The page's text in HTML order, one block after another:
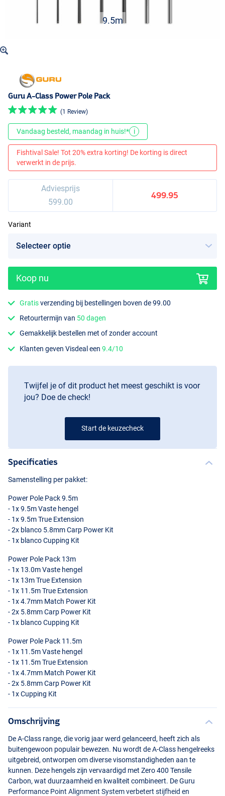
9.5m
13m
Guru A-Class Power Pole Pack
(1 Review)
Vandaag besteld, maandag in huis!* i
Fishtival Sale! Tot 20% extra korting! De korting is direct
verwerkt in de prijs.
Adviesprijs
599.00
499.95
Variant
Koop nu
Gratisverzending bij bestellingen boven de 99.00
Retourtermijn van 50 dagen
Gemakkelijk bestellen met of zonder account
Klanten geven Visdeal een9.4/10
Twijfel je of dit product het meest geschikt is voor
jou? Doe de check!
Start de keuzecheck
Specificaties
Samenstelling per pakket:
Power Pole Pack 9.5m
- 1x 9.5m Vaste hengel
- 1x 9.5m True Extension
- 2x blanco 5.8mm Carp Power Kit
- 1x blanco Cupping Kit
Power Pole Pack 13m
- 1x 13.0m Vaste hengel
- 1x 13m True Extension
- 1x 11.5m True Extension
- 1x 4.7mm Match Power Kit
- 2x 5.8mm Carp Power Kit
- 1x blanco Cupping Kit
Power Pole Pack 11.5m
- 1x 11.5m Vaste hengel
- 1x 11.5m True Extension
- 1x 4.7mm Match Power Kit
- 2x 5.8mm Carp Power Kit
- 1x Cupping Kit
Omschrijving
De A-Class range, die vorig jaar werd gelanceerd, heeft zich als
buitengewoon populair bewezen. Nu wordt de A-Class hengelreeks
uitgebreid, ontworpen om diverse visomstandigheden aan te
kunnen. Deze hengels zijn vervaardigd met Zero 400 Tensile
Carbon, wat duurzaamheid en kwaliteit combineert. De Guru
Performance Point Alignment System verbetert stijfheid en